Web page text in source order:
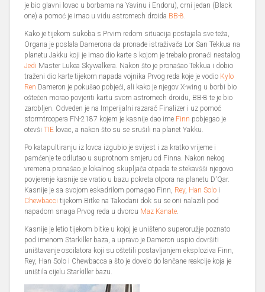
je bio glavni lovac u borbama na Yavinu i Endoru), crni jedan (Black
one) a pomoć je imao u vidu astromech droida BB-8.
Kako je tijekom sukoba s Prvim redom situacija postajala sve teža,
Organa je poslala Damerona da pronađe istraživača Lor San Tekkua na
planetu Jakku koji je imao dio karte s kojom je trebalo pronaći nestalog
Jedi Master Lukea Skywalkera. Nakon što je pronašao Tekkua i dobio
traženi dio karte tijekom napada vojnika Prvog reda koje je vodio Kylo
Ren Dameron je pokušao pobjeći, ali kako je njegov X-wing u borbi bio
oštećen morao povjeriti kartu svom astromech droidu, BB-8 te je bio
zarobljen. Odveden je na Imperijalni razarač Finalizer i uz pomoć
stormtroopera FN-2187 kojem je kasnije dao ime Finn pobjegao je
otevšiTIE lovac, a nakon što su se srušili na planet Yakku.
Po katapultiranju iz lovca izgubio je svijest i za kratko vrijeme i
pamćenje te odlutao u suprotnom smjeru od Finna. Nakon nekog
vremena pronašao je lokalnog skupljača otpada te stekavšši njegovo
povjerenje kasnije se vratio u bazu pokreta otpora na planetu D'Qar.
Kasnije je sa svojom eskadrilom pomagao Finn, Rey, Han Solo i
Chewbacci tijekom Bitke na Takodani dok su se oni nalazili pod
napadom snaga Prvog reda u dvorcu Maz Kanate.
Kasnije je letio tijekom bitke u kojoj je uništeno superoružje poznato
pod imenom Starkiller baza, a upravo je Dameron uspio dovršiti
uništavanje oscilatora koji su oštetili postavljanjem eksploziva Finn,
Rey, Han Solo i Chewbacca a što je dovelo do lančane reakcije koja je
uništila cijelu Starkiller bazu.